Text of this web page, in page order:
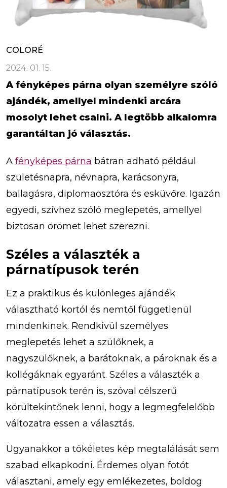
COLORÉ
2024. 01. 15.
A fényképes párna olyan személyre szóló
ajándék, amellyel mindenki arcára
mosolyt lehet csalni. A legtöbb alkalomra
garantáltan jó választás.
A fényképes párna bátran adható például
születésnapra, névnapra, karácsonyra,
ballagásra, diplomaosztóra és esküvőre. Igazán
egyedi, szívhez szóló meglepetés, amellyel
biztosan örömet lehet szerezni.
Széles a választék a
párnatípusok terén
Ez a praktikus és különleges ajándék
választható kortól és nemtől függetlenül
mindenkinek. Rendkívül személyes
meglepetés lehet a szülőknek, a
nagyszülőknek, a barátoknak, a pároknak és a
kollégáknak egyaránt. Széles a választék a
párnatípusok terén is, szóval célszerű
körültekintőnek lenni, hogy a legmegfelelőbb
változatra essen a választás.
Ugyanakkor a tökéletes kép megtalálását sem
szabad elkapkodni. Érdemes olyan fotót
választani, amely egy emlékezetes, boldog